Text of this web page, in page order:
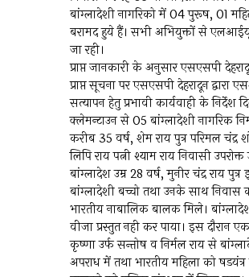
बांग्लादेशी नागरिको में 04 पुरूष, 01
बरामद हुये हैं। सभी अभियुक्तों से
जा रही।
प्राप्त जानकारी के अनुसार एसएसपी
प्राप्त सूचना पर एसएसपी देहरादून
सत्यापन हेतु प्रभावी कार्यवाही के
क्लेमन्टाउन से 05 बांग्लादेशी नागरिक
करीब 35 वर्ष, शेम राय पुत्र परिमल चंद्र
लिपि राय पत्नी श्याम राय निवासी
बांग्लादेश उम्र 28 वर्ष, मुनीर चंद्र राय
बांग्लादेशी बच्चो तथा उनके साथ निवास
भारतीय नाबालिक बालक मिले।
वीजा प्रस्तुत नही कर पाया। इस दौरान
कृष्णा उर्फ सन्तोष व निर्मल राय से
अपराध में तथा भारतीय महिला को